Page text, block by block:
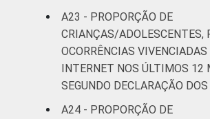
A23 - PROPORÇÃO DE
CRIANÇAS/ADOLESCENTES,
OCORRÊNCIAS
INTERNET NOS ÚLTIMOS 12
SEGUNDO DECLARAÇÃO
A24 - PROPORÇÃO DE